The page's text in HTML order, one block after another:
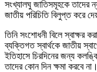
সংখ্যালঘু জাতিসমূহকে তাদের
জাতীয় পরিচিতি বিলুপ্ত করে
তিনি সংশোধনী বিলে স্বাক্ষর
ব্যক্তিগত স্বার্থকে জাতীয়
ইতিহাসে চিরদিনের জন্য
তাদের কোন দিন ক্ষমা করবে